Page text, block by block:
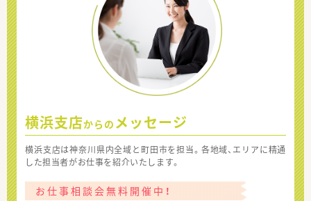
横浜支店からの メッセージ
横浜支店は神奈川県内全域と町田市を担当。各地域、エリアに精通
した担当者がお仕事を紹介いたします。
お仕事相談会無料開催中！